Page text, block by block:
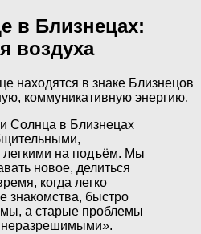
в Близнецах:
воздуха
находятся в знаке Близнецов
коммуникативную энергию.
Солнца в Близнецах
на подъём. Мы
новое, делиться
когда легко
знакомства, быстро
а старые проблемы
неразрешимыми».